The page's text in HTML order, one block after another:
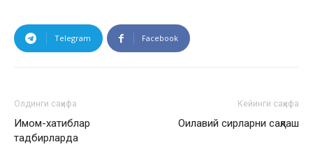
Telegram Facebook
Олдинги саҳифа
Имом-хатиблар
тадбирларда
Кейинги саҳифа
Оилавий сирларни сақлаш